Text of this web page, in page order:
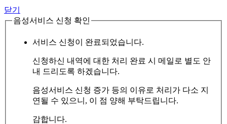
닫기
음성서비스 신청 확인
서비스 신청이 완료되었습니다.
신청하신 내역에 대한 처리 완료 시 메일로 별도 안
내 드리도록 하겠습니다.
음성서비스 신청 증가 등의 이유로 처리가 다소 지
연될 수 있으니, 이 점 양해 부탁드립니다.
감합니다.